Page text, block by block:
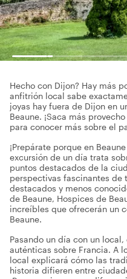
Hecho con Dijon? Hay más
anfitrión local sabe
joyas hay fuera de Dijon en
Beaune. ¡Saca más
para conocer más sobre el
¡Prepárate porque en
excursión de un día trata
puntos destacados de la
perspectivas fascinantes de
destacados y menos
de Beaune, Hospices de
increíbles que ofrecerán un
Beaune.
Pasando un día con un
auténticas sobre Francia. A
local explicará cómo las
historia difieren entre